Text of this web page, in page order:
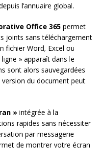
l’annuaire global.
Office 365 permet
joints sans téléchargement
fichier Word, Excel ou
» apparaît dans le
sont alors sauvegardées
du document peut
» intégrée à la
rapides sans nécessiter
par messagerie
de montrer votre écran